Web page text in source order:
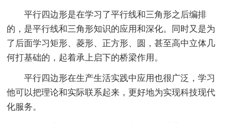
平行四边形是在学习了平行线和三角形之后编排
的，是平行线和三角形知识的应用和深化。同时又是为
了后面学习矩形、菱形、正方形、圆，甚至高中立体几
何打基础的，起着承上启下的桥梁作用。
平行四边形在生产生活实践中应用也很广泛，学习
他可以把理论和实际联系起来，更好地为实现科技现代
化服务。